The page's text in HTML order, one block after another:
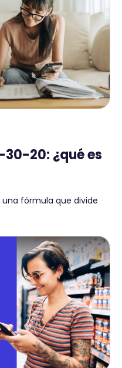
20: ¿qué es
fórmula que divide